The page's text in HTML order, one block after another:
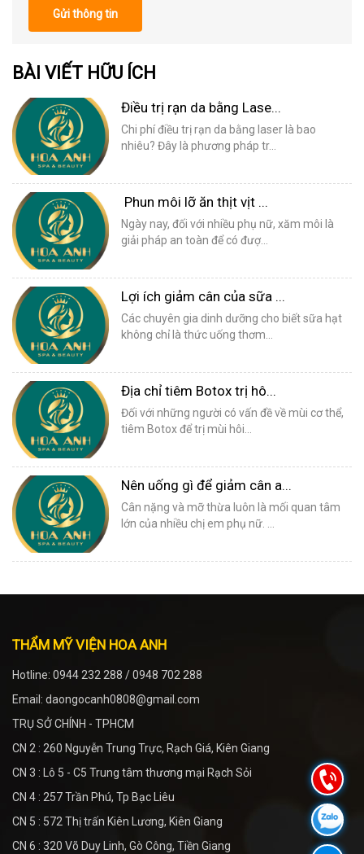
Gửi thông tin
BÀI VIẾT HỮU ÍCH
Điều trị rạn da bằng Lase...
Chi phí điều trị rạn da bằng laser là bao
nhiêu? Đây là phương pháp tr...
Phun môi lỡ ăn thịt vịt ...
Ngày nay, đối với nhiều phụ nữ, xăm môi là
giải pháp an toàn để có đượ...
Lợi ích giảm cân của sữa ...
Các chuyên gia dinh dưỡng cho biết sữa hạt
không chỉ là thức uống thơm...
Địa chỉ tiêm Botox trị hô...
Đối với những người có vấn đề về mùi cơ thể,
tiêm Botox để trị mùi hôi...
Nên uống gì để giảm cân a...
Cân nặng và mỡ thừa luôn là mối quan tâm
lớn của nhiều chị em phụ nữ. ...
THẨM MỸ VIỆN HOA ANH
Hotline: 0944 232 288 / 0948 702 288
Email: daongocanh0808@gmail.com
TRỤ SỞ CHÍNH - TPHCM
CN 2 : 260 Nguyễn Trung Trực, Rạch Giá, Kiên Giang
CN 3 : Lô 5 - C5 Trung tâm thương mại Rạch Sỏi
CN 4 : 257 Trần Phú, Tp Bạc Liêu
CN 5 : 572 Thị trấn Kiên Lương, Kiên Giang
CN 6 : 320 Võ Duy Linh, Gò Công, Tiền Giang